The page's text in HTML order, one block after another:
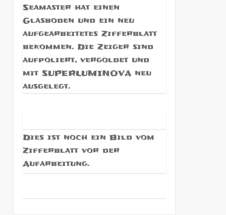
Seamaster hat einen
Glasboden und ein neu
aufgearbeitetes Zifferblatt
bekommen. Die Zeiger sind
aufpoliert, vergoldet und
mit SUPERLUMINOVA neu
ausgelegt.
Dies ist noch ein Bild vom
Zifferblatt vor der
Aufarbeitung.